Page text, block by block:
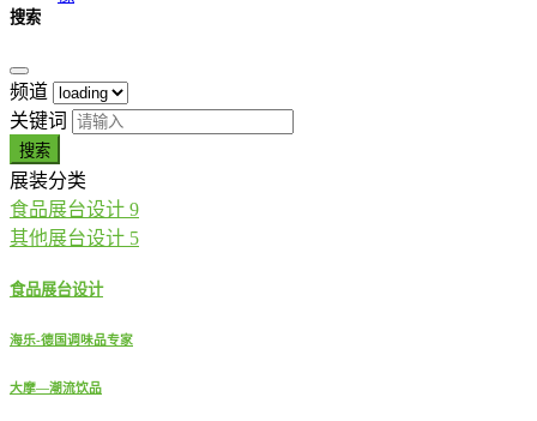
搜索
频道
关键词
搜索
展装分类
食品展台设计 9
其他展台设计 5
食品展台设计
海乐-德国调味品专家
大摩—潮流饮品